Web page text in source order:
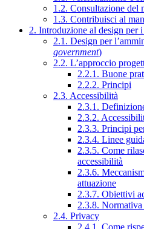
1.2. Consultazione del
1.3. Contribuisci al
2. Introduzione al design per
2.1. Design per
government)
2.2. L’approccio
2.2.1. Buone
2.2.2. Principi
2.3. Accessibilità
2.3.1.
2.3.2.
2.3.3. Principi
2.3.4. Linee
2.3.5. Come
accessibilità
2.3.6.
attuazione
2.3.7. Obiettivi
2.3.8.
2.4. Privacy
2.4.1. Come